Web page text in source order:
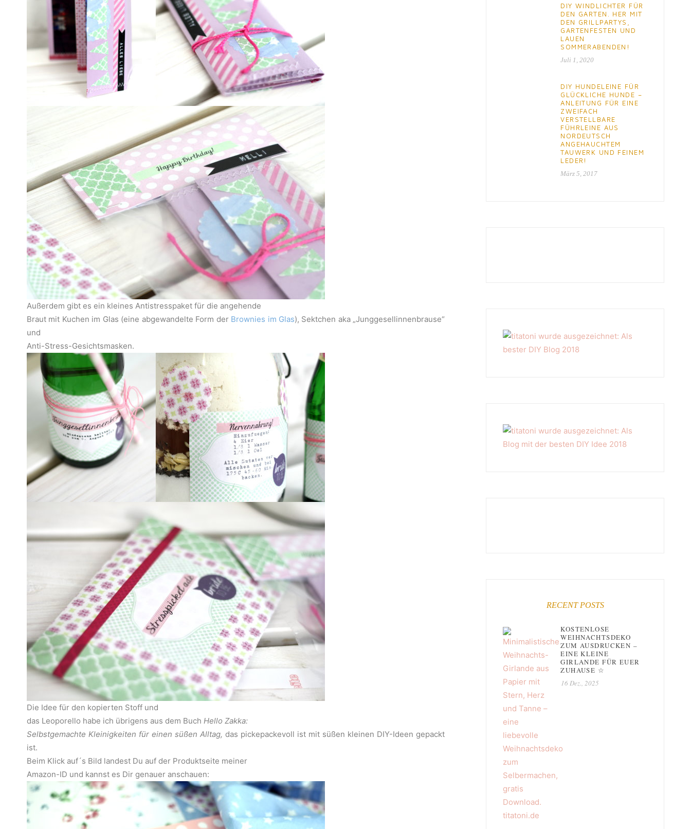
Außerdem gibt es ein kleines Antistresspaket für die angehende
Braut mit Kuchen im Glas (eine abgewandelte Form der Brownies im Glas), Sektchen aka „Junggesellinnenbrause“
und
Anti-Stress-Gesichtsmasken.
Die Idee für den kopierten Stoff und
das Leoporello habe ich übrigens aus dem Buch Hello Zakka:
Selbstgemachte Kleinigkeiten für einen süßen Alltag, das pickepackevoll ist mit süßen kleinen DIY-Ideen gepackt
ist.
Beim Klick auf´s Bild landest Du auf der Produktseite meiner
Amazon-ID und kannst es Dir genauer anschauen:
DIY WINDLICHTER FÜR
DEN GARTEN. HER MIT
DEN GRILLPARTYS,
GARTENFESTEN UND
LAUEN
SOMMERABENDEN!
Juli 1, 2020
DIY HUNDELEINE FÜR
GLÜCKLICHE HUNDE –
ANLEITUNG FÜR EINE
ZWEIFACH
VERSTELLBARE
FÜHRLEINE AUS
NORDEUTSCH
ANGEHAUCHTEM
TAUWERK UND FEINEM
LEDER!
März 5, 2017
RECENT POSTS
KOSTENLOSE
WEIHNACHTSDEKO
ZUM AUSDRUCKEN –
EINE KLEINE
GIRLANDE FÜR EUER
ZUHAUSE ☆
16 Dez., 2025